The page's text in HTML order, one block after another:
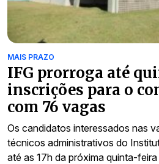
MAIS PRAZO
IFG prorroga até
inscrições para o
com 76 vagas
Os candidatos interessados nas
técnicos administrativos do
até as 17h da próxima quinta-